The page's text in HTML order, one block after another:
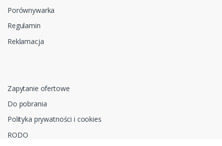
Porównywarka
Regulamin
Reklamacja
Zapytanie ofertowe
Do pobrania
Polityka prywatności i cookies
RODO